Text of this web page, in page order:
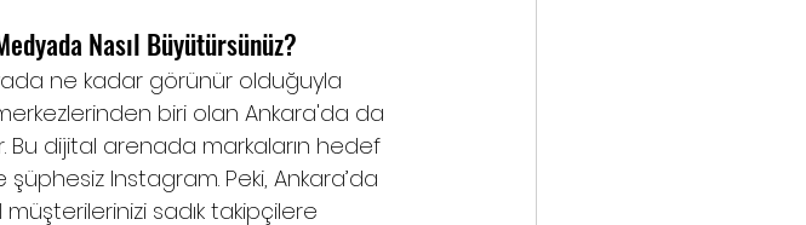
Nasıl Büyütürsünüz?
ne kadar görünür olduğuyla
biri olan Ankara'da da
dijital arenada markaların hedef
Instagram. Peki, Ankara’da
sadık takipçilere